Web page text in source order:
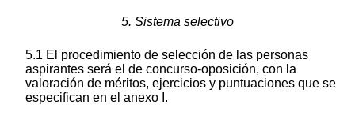
5. Sistema selectivo
5.1 El procedimiento de selección de las personas
aspirantes será el de concurso-oposición, con la
valoración de méritos, ejercicios y puntuaciones que se
especifican en el anexo I.